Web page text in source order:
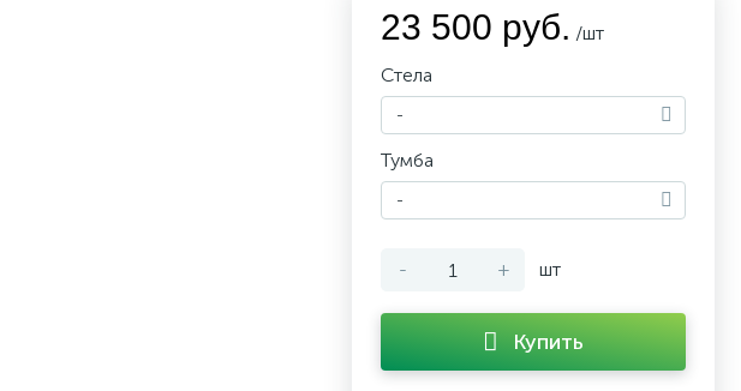
23 500 руб. /шт
Стела
-
Тумба
-
- + шт
Купить